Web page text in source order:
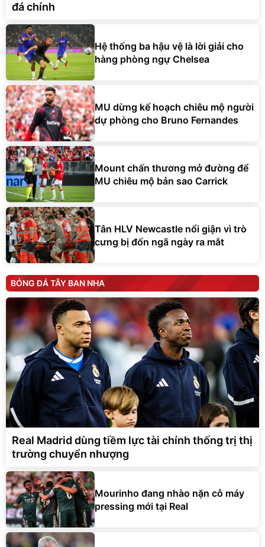
đá chính
Hệ thống ba hậu vệ là lời giải cho
hàng phòng ngự Chelsea
MU dừng kế hoạch chiêu mộ người
dự phòng cho Bruno Fernandes
Mount chấn thương mở đường để
MU chiêu mộ bản sao Carrick
Tân HLV Newcastle nổi giận vì trò
cưng bị đốn ngã ngày ra mắt
BÓNG ĐÁ TÂY BAN NHA
Real Madrid dùng tiềm lực tài chính thống trị thị
trường chuyển nhượng
Mourinho đang nhào nặn cỗ máy
pressing mới tại Real